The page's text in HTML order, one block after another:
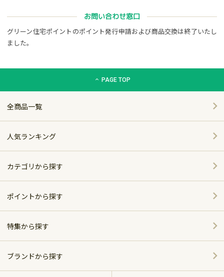
お問い合わせ窓口
グリーン住宅ポイントのポイント発行申請および商品交換は終了いたし
ました。
グリーン住宅ポイント交換商品カタログサイト「エコdeギフ
PAGE TOP
全商品一覧
人気ランキング
カテゴリから探す
家電
家具・インテリア
ホーム＆キッチン
ポイントから探す
～5,000pt
5,001～10,000pt
特集から探す
ポイント別おすすめ商品
ブランドから探す